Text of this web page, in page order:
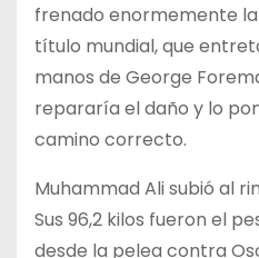
frenado enormemente
título mundial, que
manos de George
repararía el daño y lo
camino correcto.
Muhammad Ali subió al
Sus 96,2 kilos fueron el
desde la pelea contra